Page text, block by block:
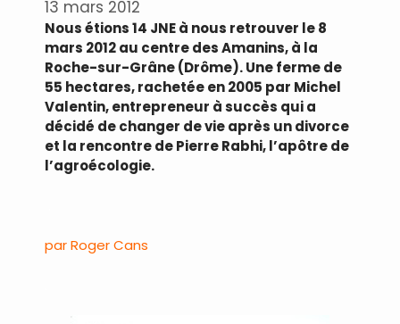
13 mars 2012
Nous étions 14 JNE à nous retrouver le 8
mars 2012 au centre des Amanins, à la
Roche-sur-Grâne (Drôme). Une ferme de
55 hectares, rachetée en 2005 par Michel
Valentin, entrepreneur à succès qui a
décidé de changer de vie après un divorce
et la rencontre de Pierre Rabhi, l’apôtre de
l’agroécologie.
par Roger Cans